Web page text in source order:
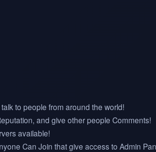
to people from around the world!
and give other people Comments!
available!
Can Join that give access to Admin